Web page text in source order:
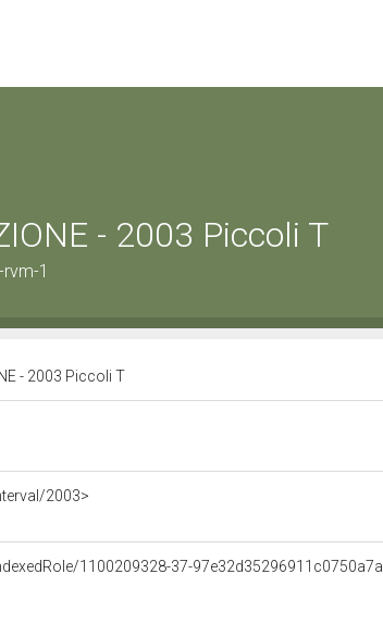
- 2003 Piccoli T
1
- 2003 Piccoli T
2003>
1100209328-37-